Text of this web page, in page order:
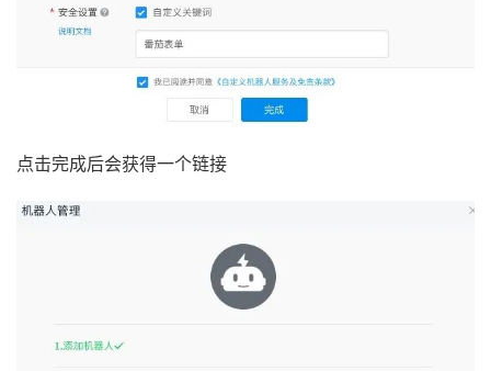
点击完成后会获得一个链接